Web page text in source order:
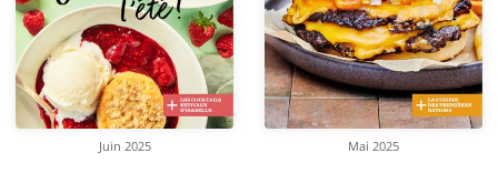
Juin 2025 Mai 2025